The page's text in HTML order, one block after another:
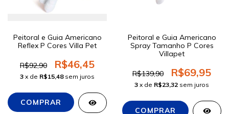
Peitoral e Guia Americano
Reflex P Cores Villa Pet
R$92,90 R$46,45
3 x de R$15,48 sem juros
Peitoral e Guia Americano
Spray Tamanho P Cores
Villapet
R$139,90 R$69,95
3 x de R$23,32 sem juros